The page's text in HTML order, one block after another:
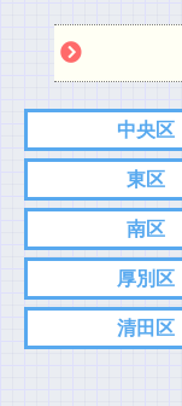
中央区
東区
南区
厚別区
清田区